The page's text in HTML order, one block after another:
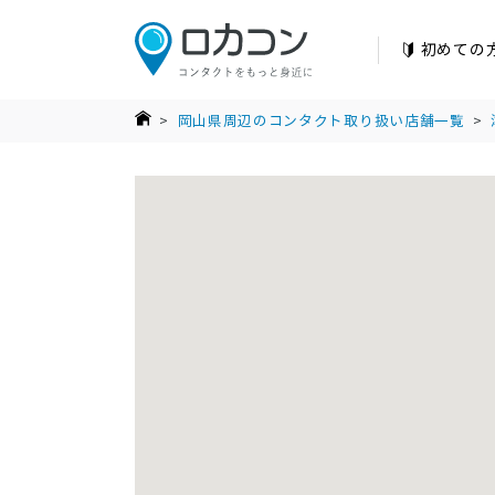
初めての
> 岡山県周辺のコンタクト取り扱い店舗一覧 >